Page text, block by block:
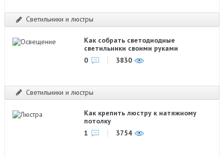
Светильники и люстры
Как собрать светодиодные
светильники своими руками
0
3830
Светильники и люстры
Как крепить люстру к натяжному
потолку
1
3754